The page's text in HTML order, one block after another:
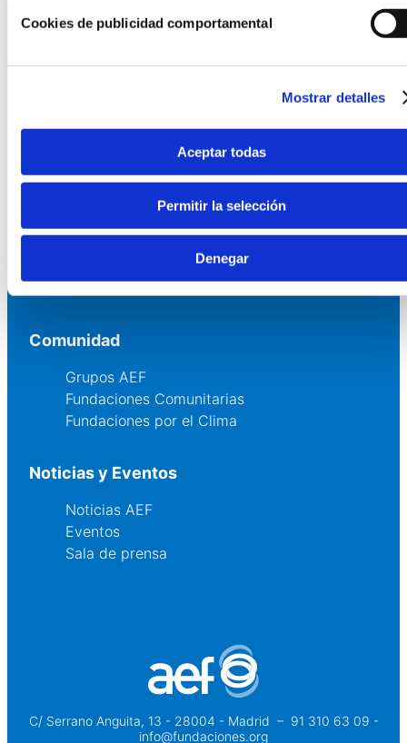
Cookies de publicidad comportamental
Mostrar detalles
Aceptar todas
Permitir la selección
Denegar
Fundaciones Asociadas
Formación y eventos
Comunidad
Grupos AEF
Fundaciones Comunitarias
Fundaciones por el Clima
Noticias y Eventos
Noticias AEF
Eventos
Sala de prensa
C/ Serrano Anguita, 13 - 28004 - Madrid – 91 310 63 09 -
info@fundaciones.org